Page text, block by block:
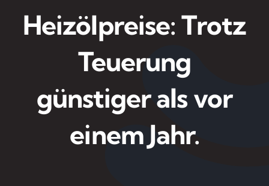
Heizölpreise: Trotz
Teuerung
günstiger als vor
einem Jahr.